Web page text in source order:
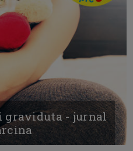
graviduta - jurnal